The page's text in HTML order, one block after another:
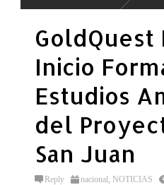
Inicio
Estudios
del
San Juan
Reply nacional, NOTICIAS